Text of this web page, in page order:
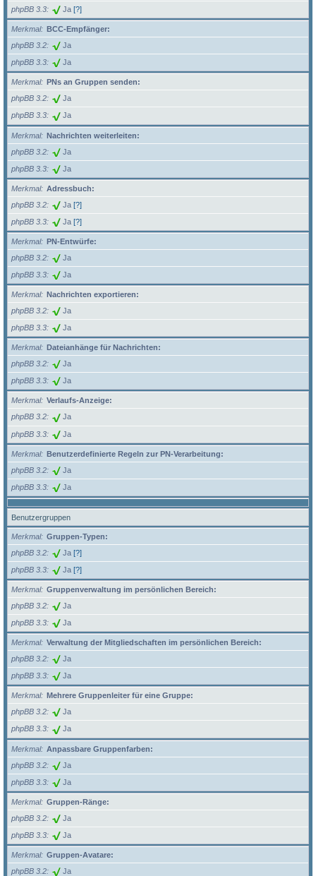
phpBB 3.3 Ja [?]
Merkmal
BCC-Empfänger:
phpBB 3.2
Ja
phpBB 3.3 Ja
Merkmal
PNs an Gruppen senden:
phpBB 3.2
Ja
phpBB 3.3 Ja
Merkmal
Nachrichten weiterleiten:
phpBB 3.2
Ja
phpBB 3.3 Ja
Merkmal
Adressbuch:
phpBB 3.2
Ja [?]
phpBB 3.3 Ja [?]
Merkmal
PN-Entwürfe:
phpBB 3.2
Ja
phpBB 3.3 Ja
Merkmal
Nachrichten exportieren:
phpBB 3.2
Ja
phpBB 3.3 Ja
Merkmal
Dateianhänge für Nachrichten:
phpBB 3.2
Ja
phpBB 3.3 Ja
Merkmal
Verlaufs-Anzeige:
phpBB 3.2
Ja
phpBB 3.3 Ja
Merkmal
Benutzerdefinierte Regeln zur PN-Verarbeitung:
phpBB 3.2
Ja
phpBB 3.3 Ja
Benutzergruppen
Merkmal
Gruppen-Typen:
phpBB 3.2
Ja [?]
phpBB 3.3 Ja [?]
Merkmal
Gruppenverwaltung im persönlichen Bereich:
phpBB 3.2
Ja
phpBB 3.3 Ja
Merkmal
Verwaltung der Mitgliedschaften im persönlichen Bereich:
phpBB 3.2
Ja
phpBB 3.3 Ja
Merkmal
Mehrere Gruppenleiter für eine Gruppe:
phpBB 3.2
Ja
phpBB 3.3 Ja
Merkmal
Anpassbare Gruppenfarben:
phpBB 3.2
Ja
phpBB 3.3 Ja
Merkmal
Gruppen-Ränge:
phpBB 3.2
Ja
phpBB 3.3 Ja
Merkmal
Gruppen-Avatare:
phpBB 3.2
Ja